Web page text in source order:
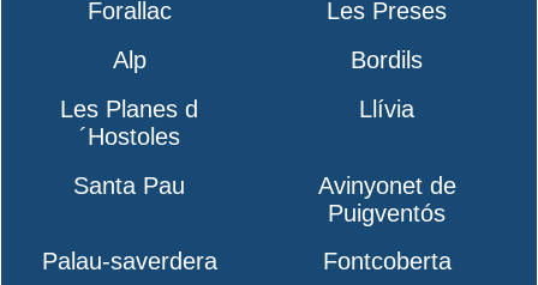
Forallac
Les Preses
Alp
Bordils
Les Planes d
´Hostoles
Llívia
Santa Pau
Avinyonet de
Puigventós
Palau-saverdera
Fontcoberta